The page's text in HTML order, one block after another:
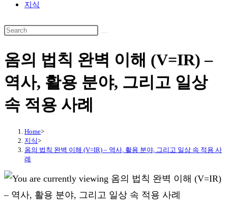
지식
옴의 법칙 완벽 이해 (V=IR) –
역사, 활용 분야, 그리고 일상
속 적용 사례
Home>
지식>
옴의 법칙 완벽 이해 (V=IR) – 역사, 활용 분야, 그리고 일상 속 적용 사
례